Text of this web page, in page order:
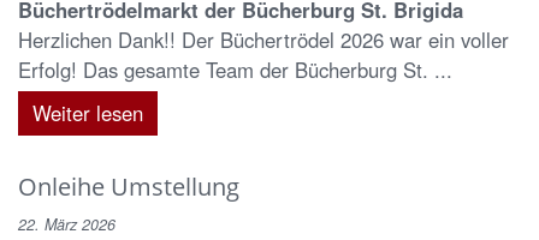
Büchertrödelmarkt der Bücherburg St. Brigida
Herzlichen Dank!! Der Büchertrödel 2026 war ein voller
Erfolg! Das gesamte Team der Bücherburg St. ...
Weiter lesen
Onleihe Umstellung
22. März 2026